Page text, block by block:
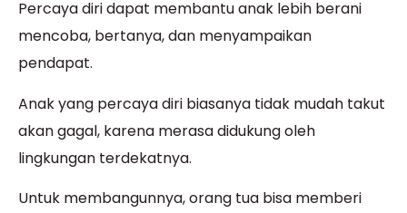
Percaya diri dapat membantu anak lebih berani
mencoba, bertanya, dan menyampaikan
pendapat.
Anak yang percaya diri biasanya tidak mudah takut
akan gagal, karena merasa didukung oleh
lingkungan terdekatnya.
Untuk membangunnya, orang tua bisa memberi